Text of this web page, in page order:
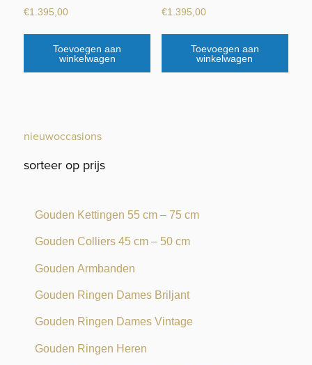
nieuwoccasions
sorteer op prijs
Gouden Kettingen 55 cm – 75 cm
Gouden Colliers 45 cm – 50 cm
Gouden Armbanden
Gouden Ringen Dames Briljant
Gouden Ringen Dames Vintage
Gouden Ringen Heren
€1.395,00
Toevoegen aan
winkelwagen
€1.395,00
Toevoegen aan
winkelwagen